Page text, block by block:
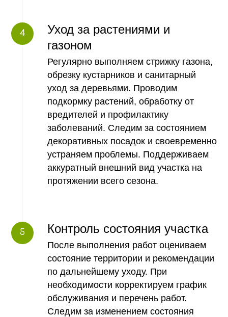
Уход за растениями и
газоном
Регулярно выполняем стрижку газона,
обрезку кустарников и санитарный
уход за деревьями. Проводим
подкормку растений, обработку от
вредителей и профилактику
заболеваний. Следим за состоянием
декоративных посадок и своевременно
устраняем проблемы. Поддерживаем
аккуратный внешний вид участка на
протяжении всего сезона.
Контроль состояния участка
После выполнения работ оцениваем
состояние территории и рекомендации
по дальнейшему уходу. При
необходимости корректируем график
обслуживания и перечень работ.
Следим за изменением состояния